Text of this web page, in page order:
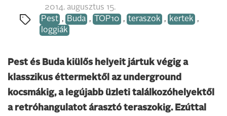
2014. augusztus 15.
Pest , Buda , TOP10 , teraszok , kertek ,
loggiák
Pest és Buda kiülős helyeit jártuk végig a
klasszikus éttermektől az underground
kocsmákig, a legújabb üzleti találkozóhelyektől
a retróhangulatot árasztó teraszokig. Ezúttal